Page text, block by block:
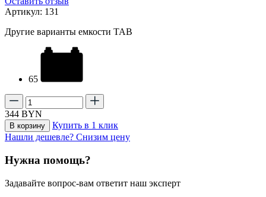
Артикул: 131
Другие варианты емкости TAB
65
344 BYN
В корзину
Купить в 1 клик
Нашли дешевле? Снизим цену
Нужна помощь?
Задавайте вопрос-вам ответит наш эксперт